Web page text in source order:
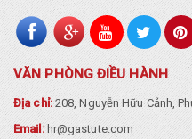
VĂN PHÒNG ĐIỀU HÀNH
Địa chỉ:208, Nguyễn Hữu Cảnh,
Email: hr@gastute.com